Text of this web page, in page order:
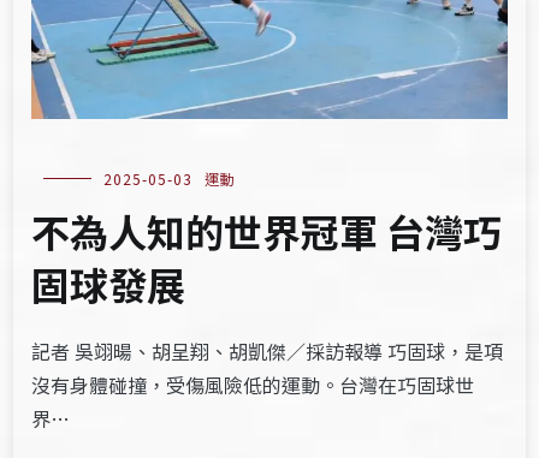
2025-05-03 運動
不為人知的世界冠軍 台灣巧
固球發展
記者 吳翊暘、胡呈翔、胡凱傑／採訪報導 巧固球，是項
沒有身體碰撞，受傷風險低的運動。台灣在巧固球世
界…